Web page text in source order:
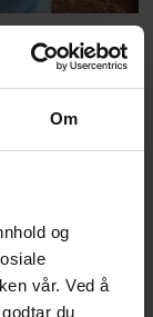
Om
og
vår. Ved å
du
til